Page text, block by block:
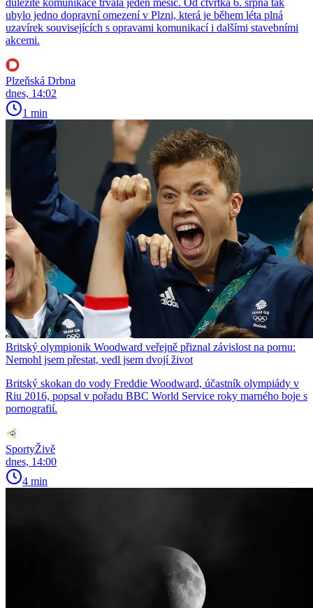
ubylo jedno dopravní omezení v Plzni, která je během léta plná
uzavírek souvisejících s opravami komunikací i dalšími stavebními
akcemi.
Plzeňská Drbna
dnes, 14:02
1 min
Britský olympionik Woodward veřejně přiznal závislost na pornu:
Nemohl jsem přestat, vedl jsem dvojí život
Britský skokan do vody Freddie Woodward, účastník olympiády v
Riu 2016, popsal v pořadu BBC World Service roky marného boje s
pornografií.
SportyŽivě
dnes, 14:00
4 min